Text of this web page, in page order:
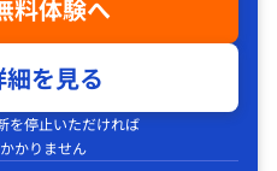
料体験へ
を見る
を停止いただければ
かりません